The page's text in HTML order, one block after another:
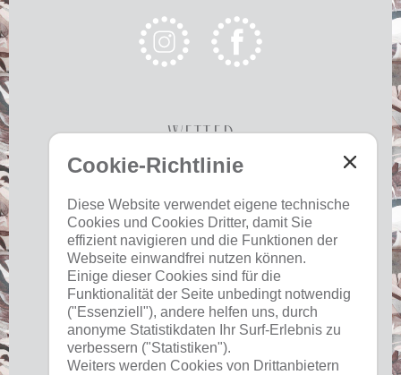
Cookie-Richtlinie
Diese Website verwendet eigene technische
Cookies und Cookies Dritter, damit Sie
effizient navigieren und die Funktionen der
Webseite einwandfrei nutzen können.
Einige dieser Cookies sind für die
Funktionalität der Seite unbedingt notwendig
("Essenziell"), andere helfen uns, durch
anonyme Statistikdaten Ihr Surf-Erlebnis zu
verbessern ("Statistiken").
Weiters werden Cookies von Drittanbietern
Wetter
Heute Morgen
©Landeswetterdienst
17 °C 33 °C 19 °C 33 °C 19 °C 33 °C
Nützliches